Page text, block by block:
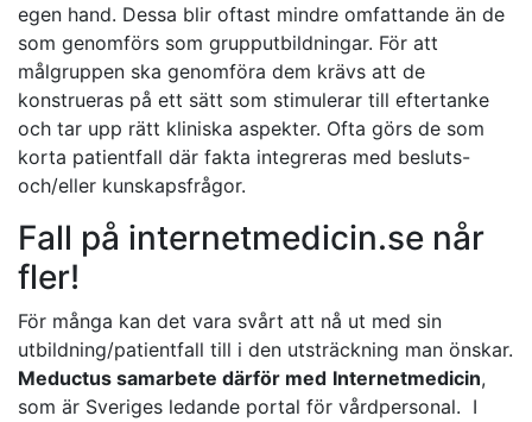
egen hand. Dessa blir oftast mindre omfattande än de
som genomförs som grupputbildningar. För att
målgruppen ska genomföra dem krävs att de
konstrueras på ett sätt som stimulerar till eftertanke
och tar upp rätt kliniska aspekter. Ofta görs de som
korta patientfall där fakta integreras med besluts-
och/eller kunskapsfrågor.
Fall på internetmedicin.se når
fler!
För många kan det vara svårt att nå ut med sin
utbildning/patientfall till i den utsträckning man önskar.
Meductus samarbete därför med Internetmedicin,
som är Sveriges ledande portal för vårdpersonal. I